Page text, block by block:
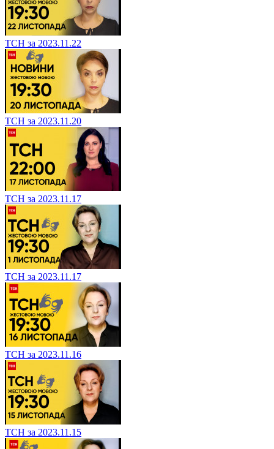
ТСН за 2023.11.22
ТСН за 2023.11.20
ТСН за 2023.11.17
ТСН за 2023.11.17
ТСН за 2023.11.16
ТСН за 2023.11.15